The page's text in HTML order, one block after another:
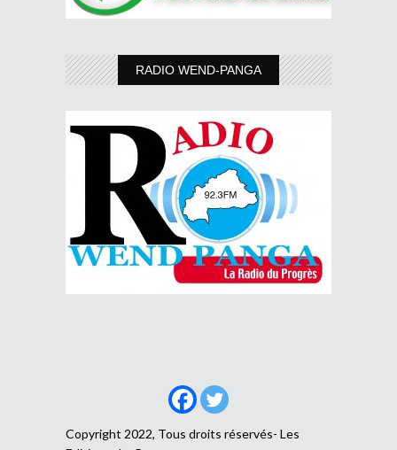
RADIO WEND-PANGA
Copyright 2022, Tous droits réservés- Les